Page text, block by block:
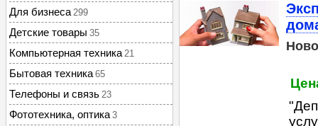
Для бизнеса 299
Детские товары 35
Компьютерная техника 21
Бытовая техника 65
Телефоны и связь 23
Фототехника, оптика 3